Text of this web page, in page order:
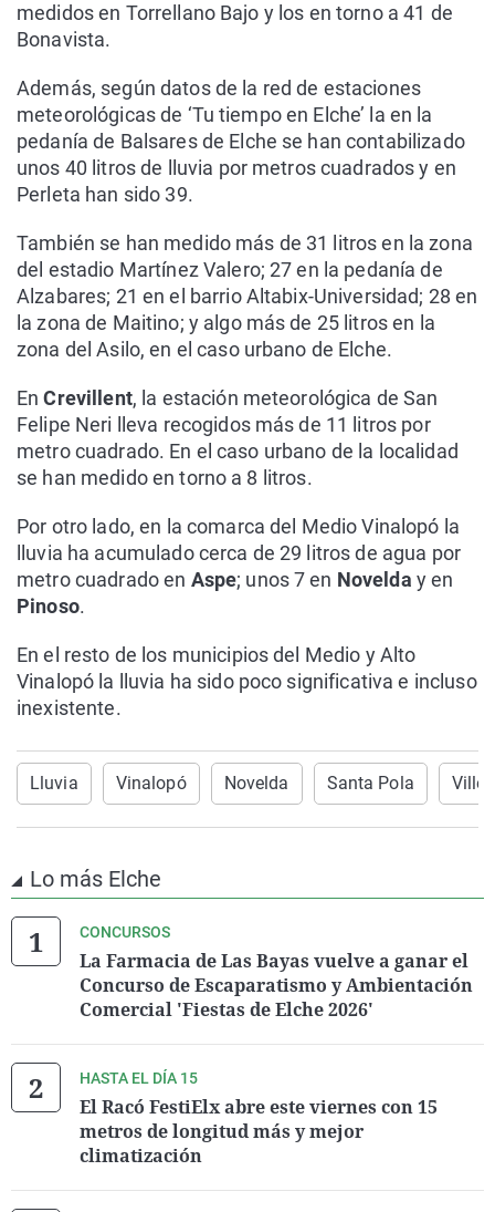
medidos en Torrellano Bajo y los en torno a 41 de
Bonavista.
Además, según datos de la red de estaciones
meteorológicas de ‘Tu tiempo en Elche’ la en la
pedanía de Balsares de Elche se han contabilizado
unos 40 litros de lluvia por metros cuadrados y en
Perleta han sido 39.
También se han medido más de 31 litros en la zona
del estadio Martínez Valero; 27 en la pedanía de
Alzabares; 21 en el barrio Altabix-Universidad; 28 en
la zona de Maitino; y algo más de 25 litros en la
zona del Asilo, en el caso urbano de Elche.
EnCrevillent, la estación meteorológica de San
Felipe Neri lleva recogidos más de 11 litros por
metro cuadrado. En el caso urbano de la localidad
se han medido en torno a 8 litros.
Por otro lado, en la comarca del Medio Vinalopó la
lluvia ha acumulado cerca de 29 litros de agua por
metro cuadrado en Aspe; unos 7 en Novelda y en
Pinoso.
En el resto de los municipios del Medio y Alto
Vinalopó la lluvia ha sido poco significativa e incluso
inexistente.
Lluvia Vinalopó Novelda Santa Pola
Lo más Elche
CONCURSOS
La Farmacia de Las Bayas vuelve a ganar el
Concurso de Escaparatismo y Ambientación
Comercial 'Fiestas de Elche 2026'
HASTA EL DÍA 15
El Racó FestiElx abre este viernes con 15
metros de longitud más y mejor
climatización